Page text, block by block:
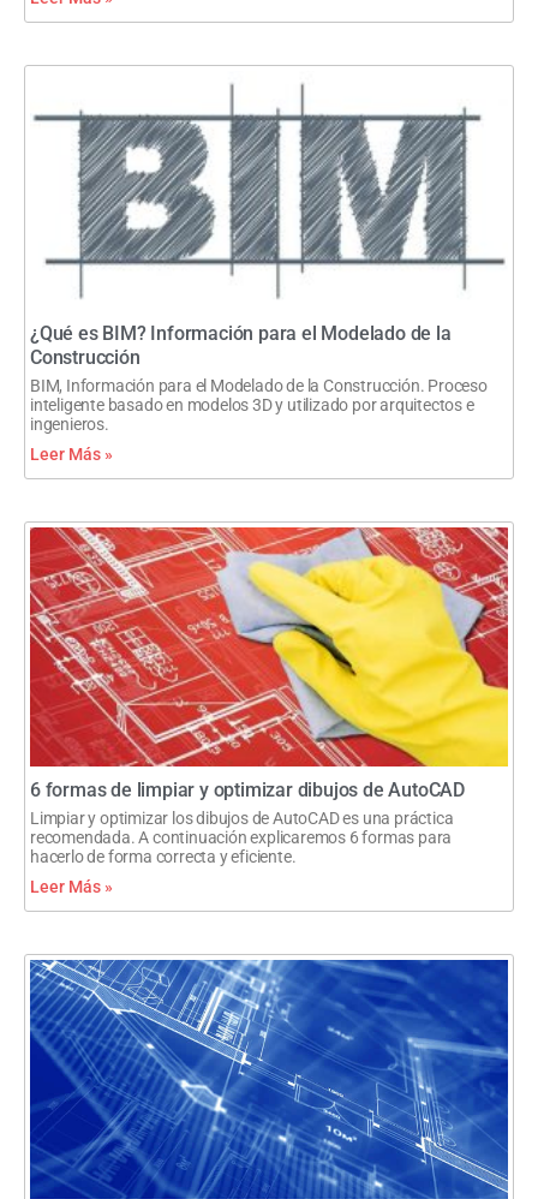
¿Qué es BIM? Información para el Modelado de la
Construcción
BIM, Información para el Modelado de la Construcción. Proceso
inteligente basado en modelos 3D y utilizado por arquitectos e
ingenieros.
Leer Más »
6 formas de limpiar y optimizar dibujos de AutoCAD
Limpiar y optimizar los dibujos de AutoCAD es una práctica
recomendada. A continuación explicaremos 6 formas para
hacerlo de forma correcta y eficiente.
Leer Más »